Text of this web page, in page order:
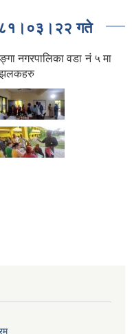
गते
नगरपालिका वडा नं ५ मा
झलकहरु